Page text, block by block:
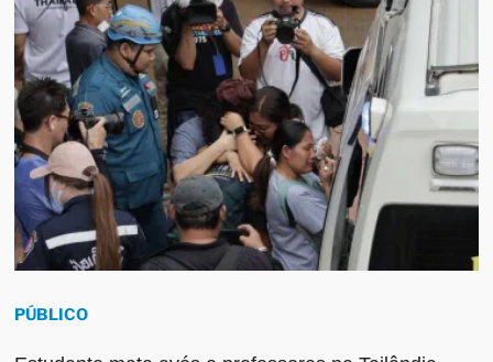
PÚBLICO